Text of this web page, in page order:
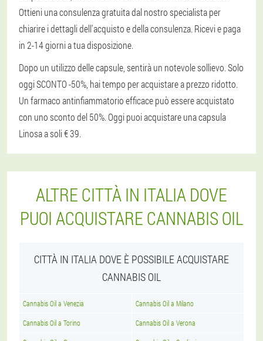
Ottieni una consulenza gratuita dal nostro specialista per
chiarire i dettagli dell'acquisto e della consulenza. Ricevi e paga
in 2-14 giorni a tua disposizione.
Dopo un utilizzo delle capsule, sentirà un notevole sollievo. Solo
oggi SCONTO -50%, hai tempo per acquistare a prezzo ridotto.
Un farmaco antinfiammatorio efficace può essere acquistato
con uno sconto del 50%. Oggi puoi acquistare una capsula
Linosa a soli € 39.
ALTRE CITTÀ IN ITALIA DOVE
PUOI ACQUISTARE CANNABIS OIL
CITTÀ IN ITALIA DOVE È POSSIBILE ACQUISTARE
CANNABIS OIL
Cannabis Oil a Venezia Cannabis Oil a Milano
Cannabis Oil a Torino Cannabis Oil a Verona